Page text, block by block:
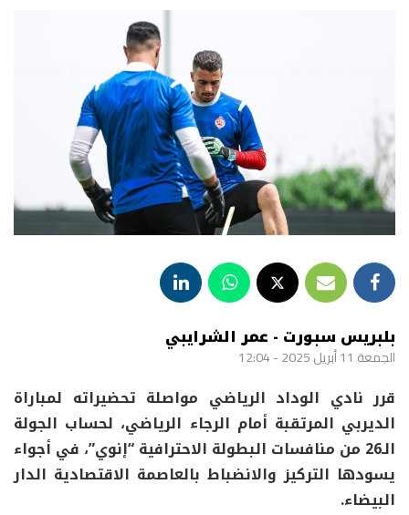
بلبريس سبورت - عمر الشرايبي
الجمعة 11 أبريل 2025 - 12:04
قرر نادي الوداد الرياضي مواصلة تحضيراته لمباراة
الديربي المرتقبة أمام الرجاء الرياضي، لحساب الجولة
الـ26 من منافسات البطولة الاحترافية “إنوي”، في أجواء
يسودها التركيز والانضباط بالعاصمة الاقتصادية الدار
البيضاء.